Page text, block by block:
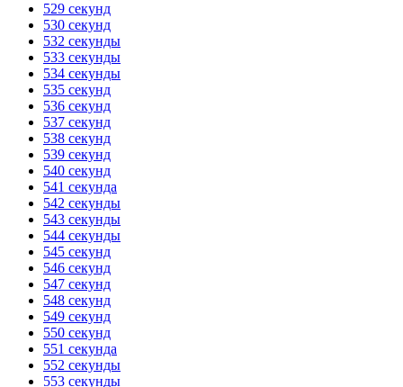
529 секунд
530 секунд
532 секунды
533 секунды
534 секунды
535 секунд
536 секунд
537 секунд
538 секунд
539 секунд
540 секунд
541 секунда
542 секунды
543 секунды
544 секунды
545 секунд
546 секунд
547 секунд
548 секунд
549 секунд
550 секунд
551 секунда
552 секунды
553 секунды